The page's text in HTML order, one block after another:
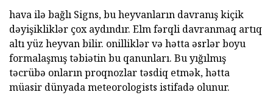
hava ilə bağlı Signs, bu heyvanların davranış kiçik
dəyişikliklər çox aydındır. Elm fərqli davranmaq artıq
altı yüz heyvan bilir. onilliklər və hətta əsrlər boyu
formalaşmış təbiətin bu qanunları. Bu yığılmış
təcrübə onların proqnozlar təsdiq etmək, hətta
müasir dünyada meteorologists istifadə olunur.